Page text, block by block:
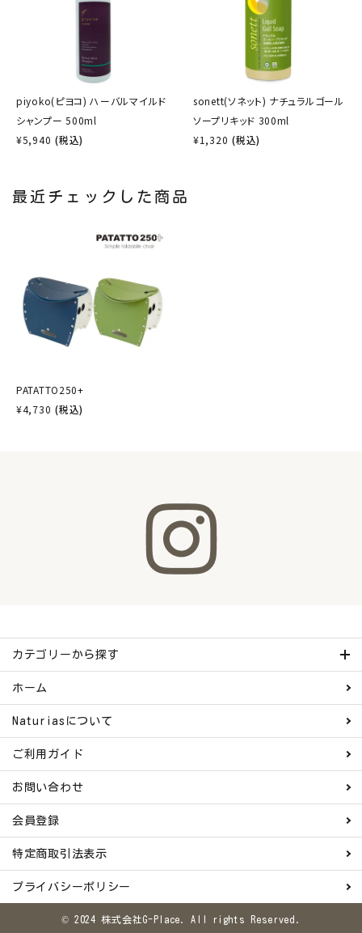
piyoko(ピヨコ) ハーバルマイルド
シャンプー 500ml
¥5,940 (税込)
sonett(ソネット) ナチュラルゴール
ソープリキッド 300ml
¥1,320 (税込)
最近チェックした商品
PATATTO250+
¥4,730 (税込)
カテゴリーから探す
ホーム
Naturiasについて
ご利用ガイド
お問い合わせ
会員登録
特定商取引法表示
プライバシーポリシー
© 2024 株式会社G-Place. All rights Reserved.